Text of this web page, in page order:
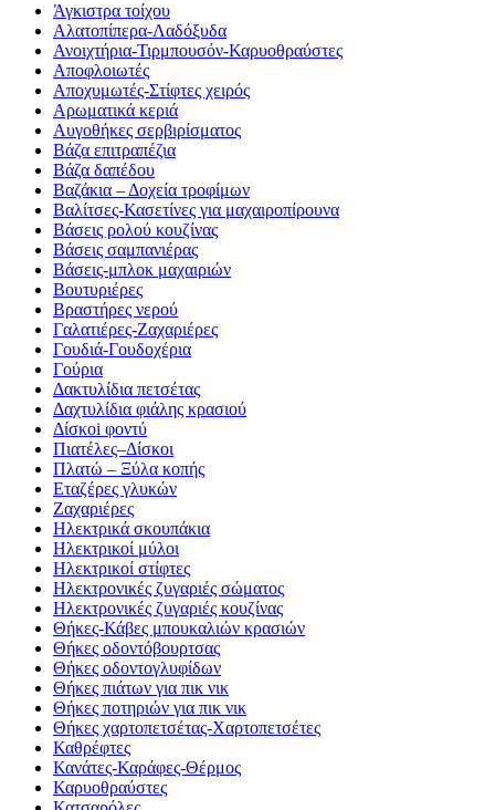
Άγκιστρα τοίχου
Αλατοπίπερα-Λαδόξυδα
Ανοιχτήρια-Τιρμπουσόν-Καρυοθραύστες
Αποφλοιωτές
Αποχυμωτές-Στίφτες χειρός
Αρωματικά κεριά
Αυγοθήκες σερβιρίσματος
Βάζα επιτραπέζια
Βάζα δαπέδου
Βαζάκια – Δοχεία τροφίμων
Βαλίτσες-Κασετίνες για μαχαιροπίρουνα
Βάσεις ρολού κουζίνας
Βάσεις σαμπανιέρας
Βάσεις-μπλοκ μαχαιριών
Βουτυριέρες
Βραστήρες νερού
Γαλατιέρες-Ζαχαριέρες
Γουδιά-Γουδοχέρια
Γούρια
Δακτυλίδια πετσέτας
Δαχτυλίδια φιάλης κρασιού
Δίσκοi φοντύ
Πιατέλες–Δίσκοι
Πλατώ – Ξύλα κοπής
Εταζέρες γλυκών
Ζαχαριέρες
Ηλεκτρικά σκουπάκια
Ηλεκτρικοί μύλοι
Ηλεκτρικοί στίφτες
Ηλεκτρονικές ζυγαριές σώματος
Ηλεκτρονικές ζυγαριές κουζίνας
Θήκες-Κάβες μπουκαλιών κρασιών
Θήκες οδοντόβουρτσας
Θήκες οδοντογλυφίδων
Θήκες πιάτων για πικ νικ
Θήκες ποτηριών για πικ νικ
Θήκες χαρτοπετσέτας-Χαρτοπετσέτες
Καθρέφτες
Κανάτες-Καράφες-Θέρμος
Καρυοθραύστες